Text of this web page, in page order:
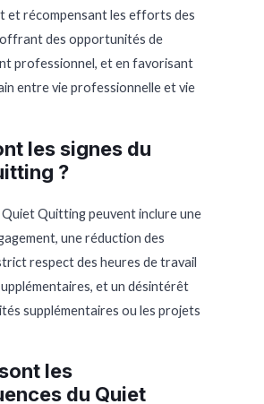
et récompensant les efforts des
offrant des opportunités de
professionnel, et en favorisant
entre vie professionnelle et vie
les signes du
?
Quiet Quitting peuvent inclure une
une réduction des
respect des heures de travail
et un désintérêt
supplémentaires ou les projets
les
du Quiet